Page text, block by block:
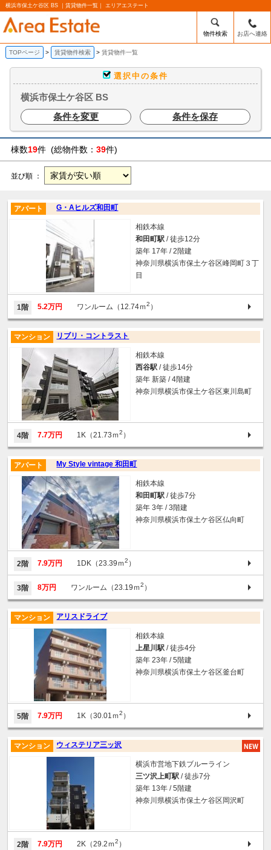
横浜市保土ケ谷区 BS ｜賃貸物件一覧｜ エリアエステート
物件検索 お店へ連絡
TOPページ 賃貸物件検索 賃貸物件一覧
選択中の条件
横浜市保土ケ谷区 BS
条件を変更
条件を保存
棟数19件 (総物件数： 39件)
並び順 ：
G・Aヒルズ和田町
アパート
相鉄本線
和田町駅 / 徒歩12分
築年 17年 / 2階建
神奈川県横浜市保土ケ谷区峰岡町３丁
目
1階 5.2万円 ワンルーム（12.74ｍ2 ）
リブリ・コントラスト
マンション
相鉄本線
西谷駅 / 徒歩14分
築年 新築 / 4階建
神奈川県横浜市保土ケ谷区東川島町
4階 7.7万円 1K（21.73ｍ2 ）
My Style vintage 和田町
アパート
相鉄本線
和田町駅 / 徒歩7分
築年 3年 / 3階建
神奈川県横浜市保土ケ谷区仏向町
2階 7.9万円 1DK（23.39ｍ2 ）
3階 8万円 ワンルーム（23.19ｍ2 ）
アリスドライブ
マンション
相鉄本線
上星川駅 / 徒歩4分
築年 23年 / 5階建
神奈川県横浜市保土ケ谷区釜台町
5階 7.9万円 1K（30.01ｍ2 ）
ウィステリア三ッ沢
マンション
横浜市営地下鉄ブルーライン
三ツ沢上町駅 / 徒歩7分
築年 13年 / 5階建
神奈川県横浜市保土ケ谷区岡沢町
2階 7.9万円 2K（29.2ｍ2 ）